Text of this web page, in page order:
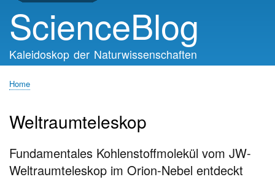
ScienceBlog
Kaleidoskop der Naturwissenschaften
Home
Weltraumteleskop
Fundamentales Kohlenstoffmolekül vom JW-
Weltraumteleskop im Orion-Nebel entdeckt